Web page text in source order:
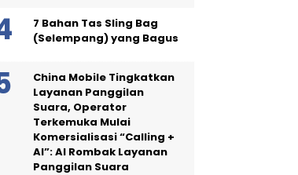
7 Bahan Tas Sling Bag
(Selempang) yang Bagus
China Mobile Tingkatkan
Layanan Panggilan
Suara, Operator
Terkemuka Mulai
Komersialisasi “Calling +
AI”: AI Rombak Layanan
Panggilan Suara